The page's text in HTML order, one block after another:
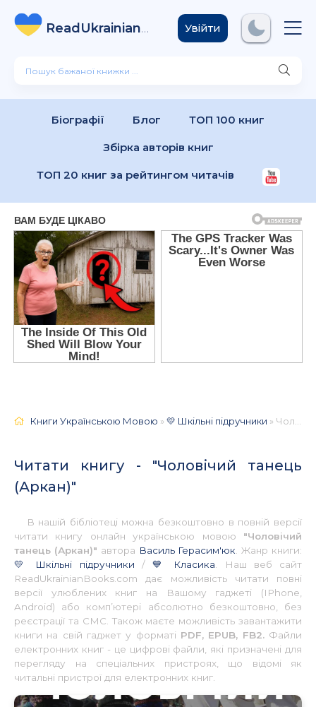
ReadUkrainian
Books .com
Увійти
Біографії Блог ТОП 100 книг
Збірка авторів книг
ТОП 20 книг за рейтингом читачів
Книги Українською Мовою »💛 Шкільні підручники » Чоловічий танець (Аркан) 📚 - Українською
Читати книгу - "Чоловічий танець
(Аркан)"
В нашій бібліотеці можна безкоштовно в повній версії
читати книгу онлайн українською мовою "Чоловічий
танець (Аркан)" автора Василь Герасим'юк . Жанр книги:
💛 Шкільні підручники /💙 Класика . Наш веб сайт
ReadUkrainianBooks.com дає можливість читати повні
версії улюблених книг на Вашому гаджеті (IPhone,
Android) або комп’ютері абсолютно безкоштовно, без
реєстрації та СМС. Також маєте можливість завантажити
книги на свій гаджет у форматі PDF, EPUB, FB2.Файли
електронних книг - це цифрові файли, які призначені для
перегляду на спеціальних пристроях, що відомі як
читальні пристрої для електронних книг.